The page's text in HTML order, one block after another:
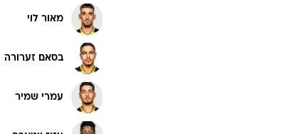
מאור לוי
בסאם זערורה
עמרי שמיר